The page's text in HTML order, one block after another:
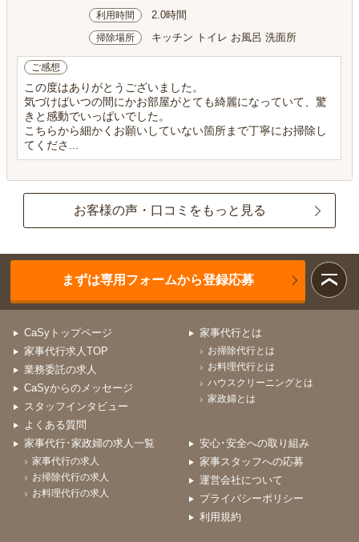
利用時間 2.0時間
掃除場所 キッチン トイレ お風呂 洗面所
ご感想
この度はありがとうございました。
気づけばいつの間にかお部屋がとても綺麗になっていて、驚
きと感動でいっぱいでした。
こちらから細かくお願いしていない箇所まで丁寧にお掃除し
てくださ...
お客様の声・口コミをもっと見る
まずは専用フォームから登録応募
CaSyトップページ
家事代行求人TOP
業務委託の求人
CaSyからのメッセージ
スタッフインタビュー
よくある質問
家事代行とは
お掃除代行とは
お料理代行とは
ハウスクリーニングとは
家政婦とは
家事代行･家政婦の求人一覧
家事代行の求人
お掃除代行の求人
お料理代行の求人
安心･安全への取り組み
家事スタッフへの応募
運営会社について
プライバシーポリシー
利用規約